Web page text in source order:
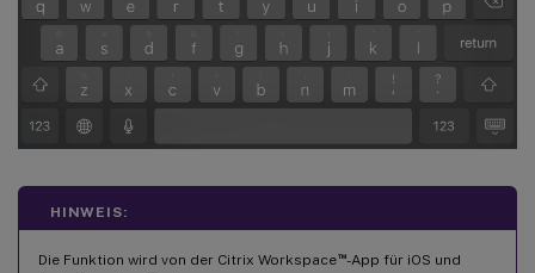
HINWEIS:
Die Funktion wird von der Citrix Workspace™-App für iOS und